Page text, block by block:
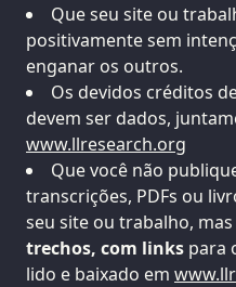
Que seu site ou
positivamente sem
enganar os outros.
Os devidos créditos
devem ser dados,
www.llresearch.org
Que você não
transcrições, PDFs ou
seu site ou trabalho,
trechos, com links para
lido e baixado em